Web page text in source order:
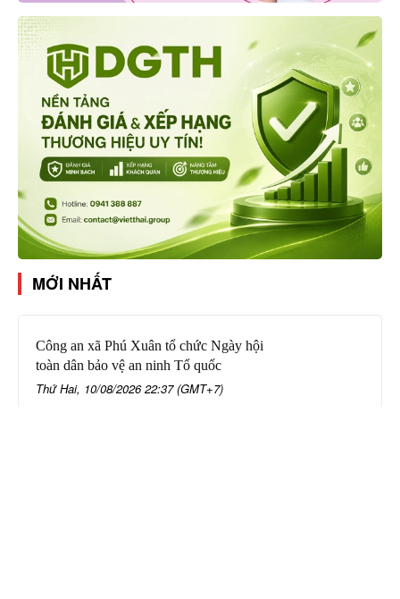
MỚI NHẤT
Công an xã Phú Xuân tổ chức Ngày hội
toàn dân bảo vệ an ninh Tổ quốc
Thứ Hai, 10/08/2026 22:37 (GMT+7)